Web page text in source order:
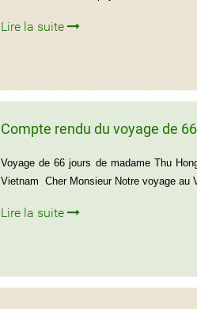
Lire la suite
Compte rendu du voyage de
Voyage de 66 jours de madame Thu
Vietnam Cher Monsieur Notre voyage au
Lire la suite